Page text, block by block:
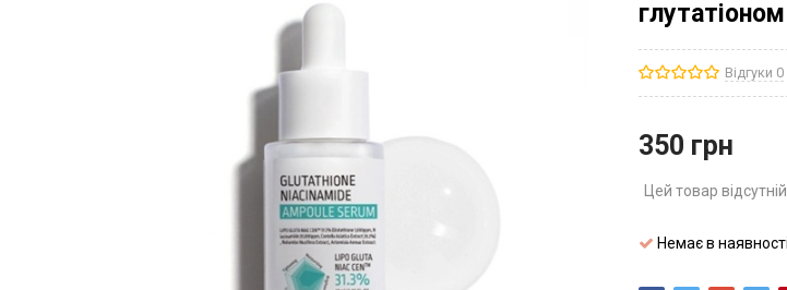
Відгуки 0
350 грн
Цей товар
Немає в наявності